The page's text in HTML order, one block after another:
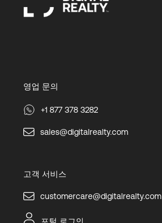
영업 문의
+1 877 378 3282
sales@digitalrealty.com
고객 서비스
customercare@digitalrealty.com